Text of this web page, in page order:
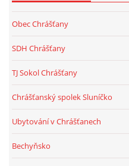
Obec Chrášťany
SDH Chrášťany
TJ Sokol Chrášťany
Chrášťanský spolek Sluníčko
Ubytování v Chrášťanech
Bechyňsko